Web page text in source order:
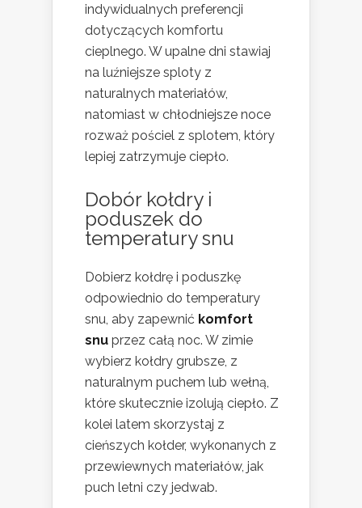
indywidualnych preferencji
dotyczących komfortu
cieplnego. W upalne dni stawiaj
na luźniejsze sploty z
naturalnych materiałów,
natomiast w chłodniejsze noce
rozważ pościel z splotem, który
lepiej zatrzymuje ciepło.
Dobór kołdry i
poduszek do
temperatury snu
Dobierz kołdrę i poduszkę
odpowiednio do temperatury
snu, aby zapewnić komfort
snu przez całą noc. W zimie
wybierz kołdry grubsze, z
naturalnym puchem lub wełną,
które skutecznie izolują ciepło. Z
kolei latem skorzystaj z
cieńszych kołder, wykonanych z
przewiewnych materiałów, jak
puch letni czy jedwab.